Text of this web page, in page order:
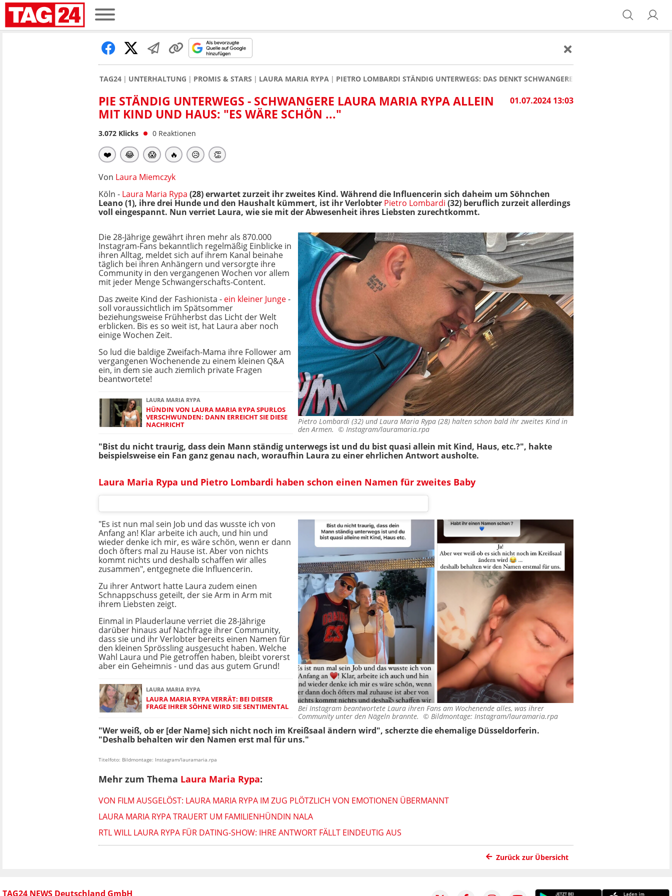
TAG24 UNTERHALTUNG PROMIS & STARS LAURA MARIA RYPA PIETRO LOMBARDI STÄNDIG UNTERWEGS: DAS DENKT SCHWANGERE LAURA MARIA RYPA ÜBER
01.07.2024 13:03
PIE STÄNDIG UNTERWEGS - SCHWANGERE LAURA MARIA RYPA ALLEIN
MIT KIND UND HAUS: "ES WÄRE SCHÖN ..."
3.072 Klicks 0 Reaktionen
❤️ 😂 😱 🔥 😥 👏
Von Laura Miemczyk
Köln - Laura Maria Rypa (28) erwartet zurzeit ihr zweites Kind. Während die Influencerin sich daheim um Söhnchen
Leano (1), ihre drei Hunde und den Haushalt kümmert, ist ihr Verlobter Pietro Lombardi (32) beruflich zurzeit allerdings
voll eingespannt. Nun verriet Laura, wie sie mit der Abwesenheit ihres Liebsten zurechtkommt.
Pietro Lombardi (32) und Laura Maria Rypa (28) halten schon bald ihr zweites Kind in
den Armen. © Instagram/lauramaria.rpa
Die 28-Jährige gewährt ihren mehr als 870.000
Instagram-Fans bekanntlich regelmäßig Einblicke in
ihren Alltag, meldet sich auf ihrem Kanal beinahe
täglich bei ihren Anhängern und versorgte ihre
Community in den vergangenen Wochen vor allem
mit jeder Menge Schwangerschafts-Content.
Das zweite Kind der Fashionista - ein kleiner Junge-
soll voraussichtlich im Spätsommer
beziehungsweise Frühherbst das Licht der Welt
erblicken. Bis es so weit ist, hat Laura aber noch
einige Wochen Zeit.
So lud die baldige Zweifach-Mama ihre Follower am
vergangenen Wochenende zu einem kleinen Q&A
ein, in dem sie auch ziemlich private Fragen
beantwortete!
LAURA MARIA RYPA
HÜNDIN VON LAURA MARIA RYPA SPURLOS
VERSCHWUNDEN: DANN ERREICHT SIE DIESE
NACHRICHT
"Bist du nicht traurig, dass dein Mann ständig unterwegs ist und du bist quasi allein mit Kind, Haus, etc.?", hakte
beispielsweise ein Fan ganz genau nach, woraufhin Laura zu einer ehrlichen Antwort ausholte.
Laura Maria Rypa und Pietro Lombardi haben schon einen Namen für zweites Baby
Bei Instagram beantwortete Laura ihren Fans am Wochenende alles, was ihrer
Community unter den Nägeln brannte. © Bildmontage: Instagram/lauramaria.rpa
"Es ist nun mal sein Job und das wusste ich von
Anfang an! Klar arbeite ich auch, und hin und
wieder denke ich mir, es wäre schön, wenn er dann
doch öfters mal zu Hause ist. Aber von nichts
kommt nichts und deshalb schaffen wir alles
zusammen", entgegnete die Influencerin.
Zu ihrer Antwort hatte Laura zudem einen
Schnappschuss geteilt, der sie Arm in Arm mit
ihrem Liebsten zeigt.
Einmal in Plauderlaune verriet die 28-Jährige
darüber hinaus auf Nachfrage ihrer Community,
dass sie und ihr Verlobter bereits einen Namen für
den kleinen Sprössling ausgesucht haben. Welche
Wahl Laura und Pie getroffen haben, bleibt vorerst
aber ein Geheimnis - und das aus gutem Grund!
LAURA MARIA RYPA
LAURA MARIA RYPA VERRÄT: BEI DIESER
FRAGE IHRER SÖHNE WIRD SIE SENTIMENTAL
"Wer weiß, ob er [der Name] sich nicht noch im Kreißsaal ändern wird", scherzte die ehemalige Düsseldorferin.
"Deshalb behalten wir den Namen erst mal für uns."
Titelfoto: Bildmontage: Instagram/lauramaria.rpa
Mehr zum Thema Laura Maria Rypa:
VON FILM AUSGELÖST: LAURA MARIA RYPA IM ZUG PLÖTZLICH VON EMOTIONEN ÜBERMANNT
LAURA MARIA RYPA TRAUERT UM FAMILIENHÜNDIN NALA
RTL WILL LAURA RYPA FÜR DATING-SHOW: IHRE ANTWORT FÄLLT EINDEUTIG AUS
Zurück zur Übersicht
TAG24 NEWS Deutschland GmbH